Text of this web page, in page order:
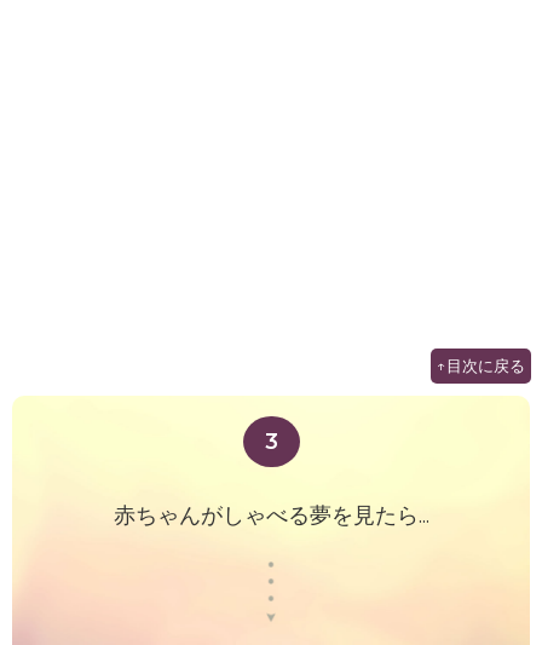
↑目次に戻る
3
赤ちゃんがしゃべる夢を見たら...